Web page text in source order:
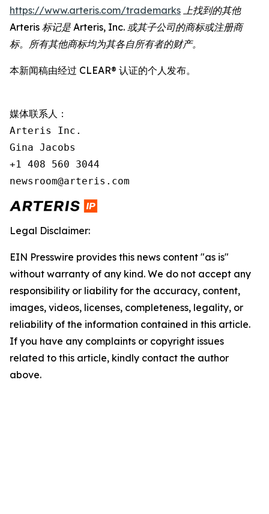
https://www.arteris.com/trademarks 上找到的其他
Arteris 标记是 Arteris, Inc. 或其子公司的商标或注册商
标。所有其他商标均为其各自所有者的财产。
本新闻稿由经过 CLEAR® 认证的个人发布。
媒体联系人：
Arteris Inc.
Gina Jacobs
+1 408 560 3044
newsroom@arteris.com
Legal Disclaimer:
EIN Presswire provides this news content "as is"
without warranty of any kind. We do not accept any
responsibility or liability for the accuracy, content,
images, videos, licenses, completeness, legality, or
reliability of the information contained in this article.
If you have any complaints or copyright issues
related to this article, kindly contact the author
above.